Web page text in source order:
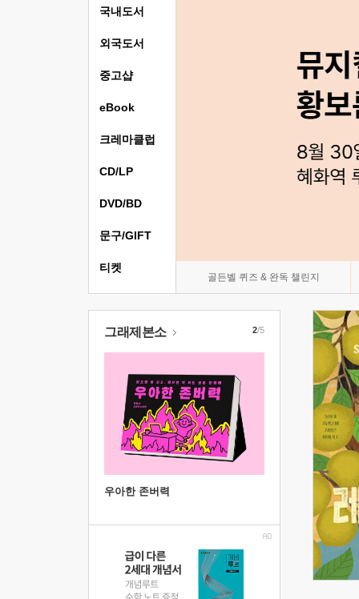
골든벨 퀴즈 & 완독 챌린지
국내도서
외국도서
중고샵
eBook
크레마클럽
CD/LP
DVD/BD
문구/GIFT
티켓
그래제본소
우아한 존버력
2/5